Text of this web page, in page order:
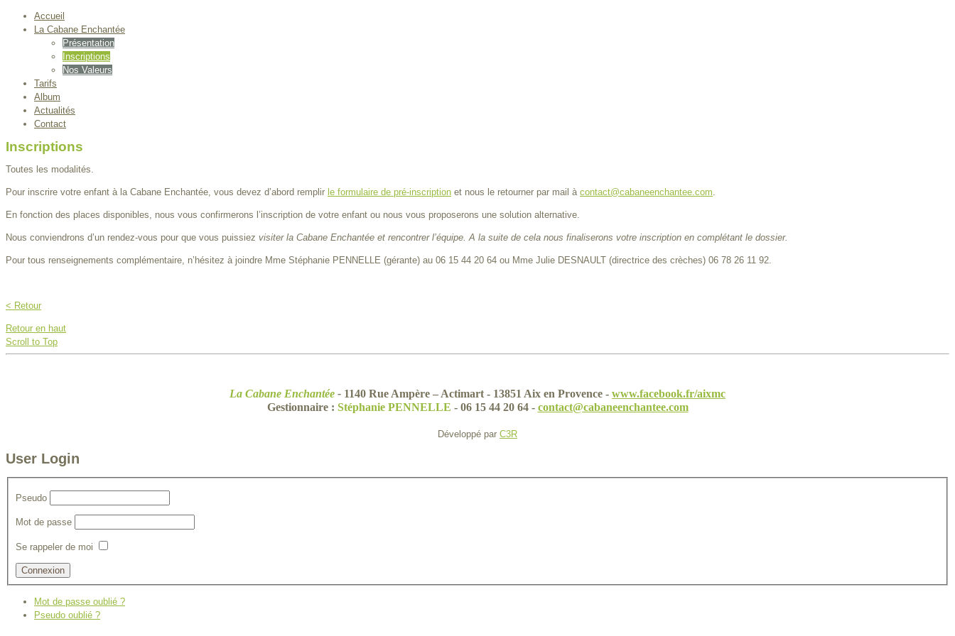
Accueil
La Cabane Enchantée
Présentation
Inscriptions
Nos Valeurs
Tarifs
Album
Actualités
Contact
Inscriptions
Toutes les modalités.
Pour inscrire votre enfant à la Cabane Enchantée, vous devez d’abord remplir le formulaire de pré-inscription et nous le retourner par mail à contact@cabaneenchantee.com.
En fonction des places disponibles, nous vous confirmerons l’inscription de votre enfant ou nous vous proposerons une solution alternative.
Nous conviendrons d’un rendez-vous pour que vous puissiez visiter la Cabane Enchantée et rencontrer l’équipe. A la suite de cela nous finaliserons votre inscription en complétant le dossier.
Pour tous renseignements complémentaire, n’hésitez à joindre Mme Stéphanie PENNELLE (gérante) au 06 15 44 20 64 ou Mme Julie DESNAULT (directrice des crèches) 06 78 26 11 92.
< Retour
Retour en haut
Scroll to Top
La Cabane Enchantée - 1140 Rue Ampère – Actimart - 13851 Aix en Provence - www.facebook.fr/aixmc
Gestionnaire : Stéphanie PENNELLE - 06 15 44 20 64 - contact@cabaneenchantee.com
Développé par C3R
User Login
Pseudo
Mot de passe
Se rappeler de moi
Mot de passe oublié ?
Pseudo oublié ?